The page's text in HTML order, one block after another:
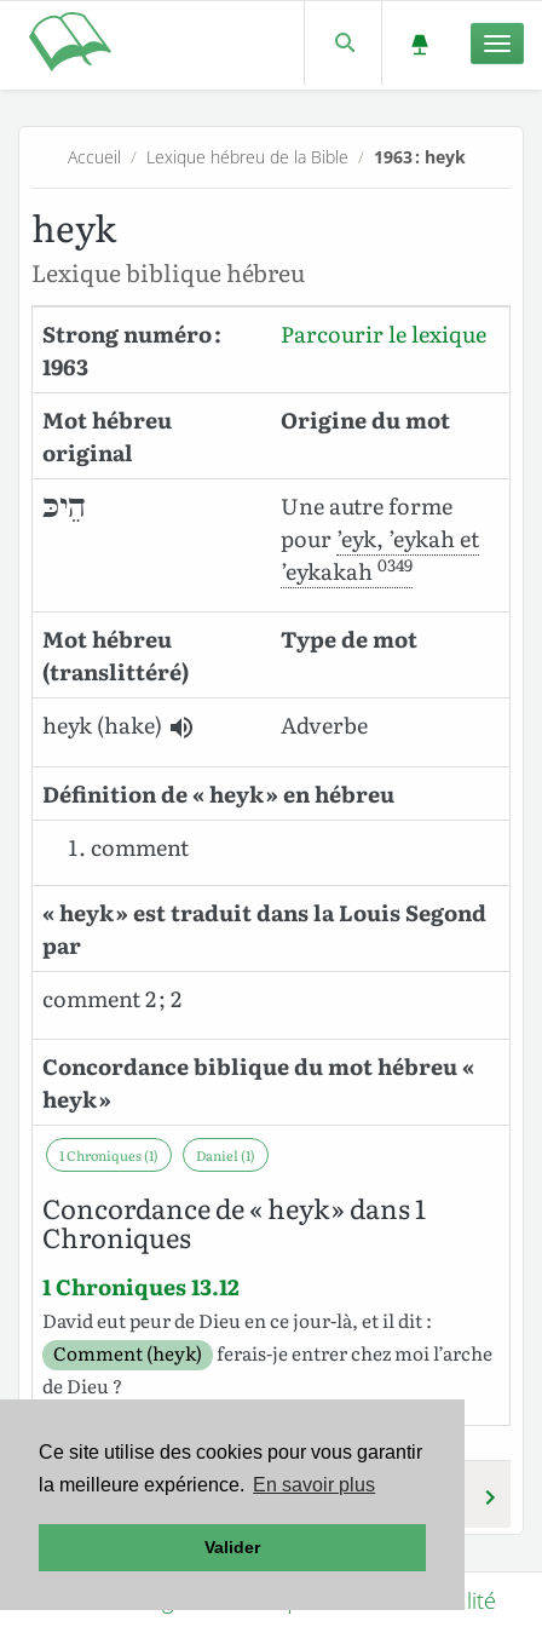
Ce site utilise des cookies pour vous garantir
la meilleure expérience. En savoir plus
Valider
Accueil / Lexique hébreu de la Bible / 1963 : heyk
heyk
Lexique biblique hébreu
Strong numéro :
1963
Parcourir le lexique
Mot hébreu
original
Origine du mot
הֵיכּ
Une autre forme
pour’eyk, ’eykah et
’eykakah 0349
Mot hébreu
(translittéré)
Type de mot
heyk(hake) Adverbe
Définition de « heyk » en hébreu
comment
« heyk » est traduit dans la Louis Segond
par
comment 2 ; 2
Concordance biblique du mot hébreu «
heyk »
1 Chroniques (1) Daniel (1)
Concordance de « heyk » dans 1
Chroniques
1 Chroniques 13.12
DavideutpeurdeDieuen cejour-là, et ildit:
Comment (heyk) ferais-jeentrerchez moil’arche
deDieu?
HAYAH
Politique de confidentialité